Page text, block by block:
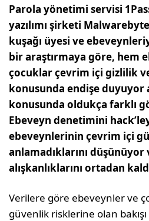
Parola yönetimi servisi
yazılımı şirketi
kuşağı üyesi ve
bir araştırmaya göre, hem
çocuklar çevrim içi gizlilik
konusunda endişe duyuyor
konusunda oldukça farklı
Ebeveyn denetimini
ebeveynlerinin çevrim içi
anlamadıklarını
alışkanlıklarını ortadan
Verilere göre ebeveynler ve
güvenlik risklerine olan